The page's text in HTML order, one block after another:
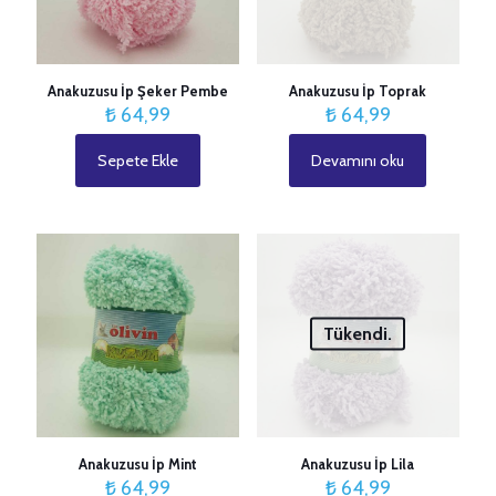
Anakuzusu İp Şeker Pembe
₺ 64,99
Sepete Ekle
Anakuzusu İp Toprak
₺64,99
Devamını oku
Anakuzusu İp Mint
₺ 64,99
Tükendi.
Anakuzusu İp Lila
₺64,99